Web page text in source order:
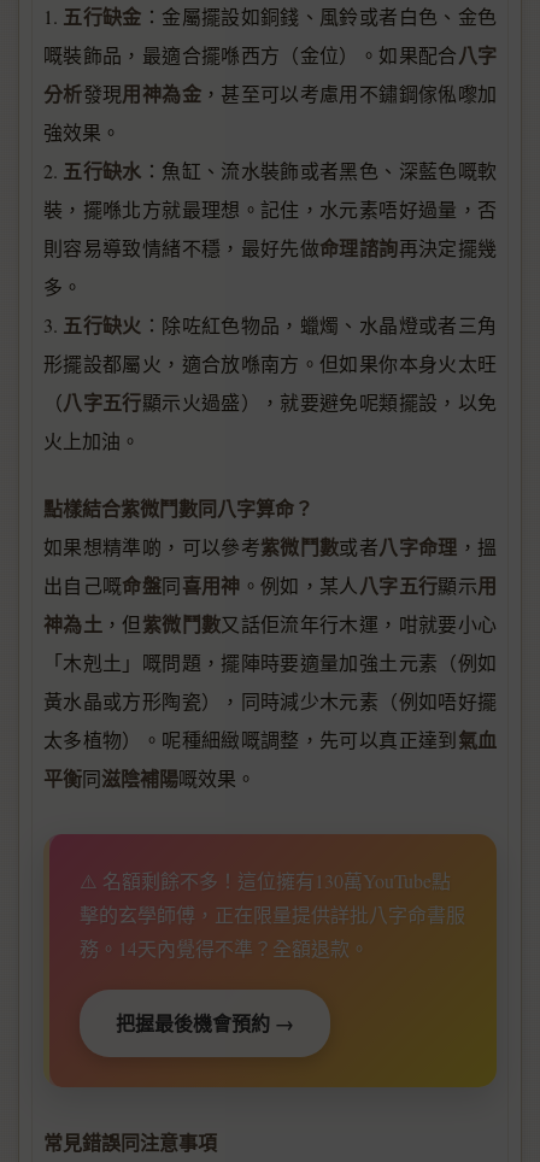
1. 五行缺金 ：金屬擺設如銅錢、風鈴或者白色、金色
嘅裝飾品，最適合擺喺西方（金位）。如果配合八字
分析發現用神為金，甚至可以考慮用不鏽鋼傢俬嚟加
強效果。
2. 五行缺水 ：魚缸、流水裝飾或者黑色、深藍色嘅軟
裝，擺喺北方就最理想。記住，水元素唔好過量，否
則容易導致情緒不穩，最好先做命理諮詢再決定擺幾
多。
3. 五行缺火 ：除咗紅色物品，蠟燭、水晶燈或者三角
形擺設都屬火，適合放喺南方。但如果你本身火太旺
（八字五行顯示火過盛），就要避免呢類擺設，以免
火上加油。
點樣結合紫微鬥數同八字算命？
如果想精準啲，可以參考紫微鬥數或者八字命理 ，搵
出自己嘅命盤同喜用神 。例如，某人 八字五行顯示用
神為土 ，但紫微鬥數又話佢流年行木運，咁就要小心
「木剋土」嘅問題，擺陣時要適量加強土元素（例如
黃水晶或方形陶瓷），同時減少木元素（例如唔好擺
太多植物）。呢種細緻嘅調整，先可以真正達到氣血
平衡同滋陰補陽嘅效果。
⚠️ 名額剩餘不多！這位擁有130萬YouTube點
擊的玄學師傅，正在限量提供詳批八字命書服
務。14天內覺得不準？全額退款。
把握最後機會預約 →
常見錯誤同注意事項